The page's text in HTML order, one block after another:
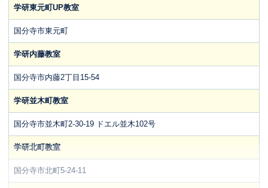
学研東元町UP教室
国分寺市東元町
学研内藤教室
国分寺市内藤2丁目15-54
学研並木町教室
国分寺市並木町2-30-19 ドエル並木102号
学研北町教室
国分寺市北町5-24-11